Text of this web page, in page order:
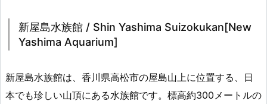
新屋島水族館 / Shin Yashima Suizokukan[New
Yashima Aquarium]
新屋島水族館は、香川県高松市の屋島山上に位置する、日
本でも珍しい山頂にある水族館です。標高約300メートルの